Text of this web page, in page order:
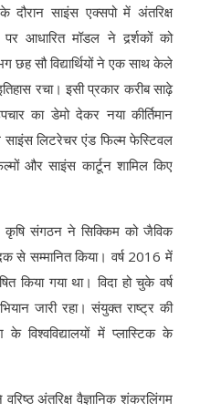
दौरान साइंस एक्सपो में अंतरिक्ष
आधारित मॉडल ने दर्र्शकों को
छह सौ विद्यार्थियों ने एक साथ केले
रचा। इसी प्रकार करीब साढ़े
का डेमो देकर नया कीर्तिमान
लिटरेचर एंड फिल्म फेस्टिवल
और साइंस कार्टून शामिल किए
संगठन ने सिक्किम को जैविक
से सम्मानित किया। वर्ष 2016 में
किया गया था। विदा हो चुके वर्ष
जारी रहा। संयुक्त राष्ट्र की
विश्वविद्यालयों में प्लास्टिक के
अंतरिक्ष वैज्ञानिक शंकरलिंगम